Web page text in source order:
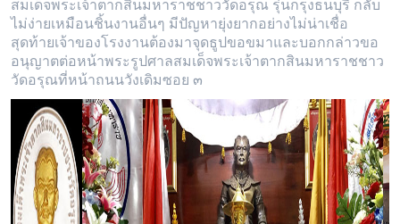
สมเด็จพระเจ้าตากสินมหาราชชาววัดอรุณ รุ่นกรุงธนบุรี กลับ
ไม่ง่ายเหมือนชิ้นงานอื่นๆ มีปัญหายุ่งยากอย่างไม่น่าเชื่อ
สุดท้ายเจ้าของโรงงานต้องมาจุดธูปขอขมาและบอกกล่าวขอ
อนุญาตต่อหน้าพระรูปศาลสมเด็จพระเจ้าตากสินมหาราชชาว
วัดอรุณที่หน้าถนนวังเดิมซอย ๓